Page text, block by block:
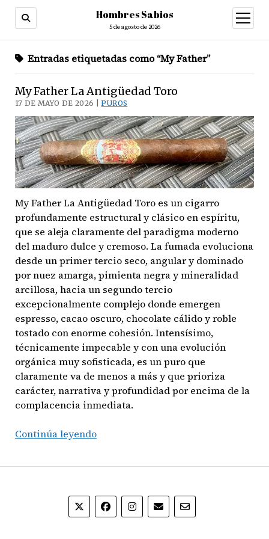
Hombres Sabios
5 de agosto de 2026
abrir
menú
Entradas etiquetadas como “My Father”
My Father La Antigüedad Toro
17 DE MAYO DE 2026 |PUROS
My Father La Antigüedad Toro es un cigarro
profundamente estructural y clásico en espíritu,
que se aleja claramente del paradigma moderno
del maduro dulce y cremoso. La fumada evoluciona
desde un primer tercio seco, angular y dominado
por nuez amarga, pimienta negra y mineralidad
arcillosa, hacia un segundo tercio
excepcionalmente complejo donde emergen
espresso, cacao oscuro, chocolate cálido y roble
tostado con enorme cohesión. Intensísimo,
técnicamente impecable y con una evolución
orgánica muy sofisticada, es un puro que
claramente va de menos a más y que prioriza
carácter, narrativa y profundidad por encima de la
complacencia inmediata.
Continúa leyendoMy